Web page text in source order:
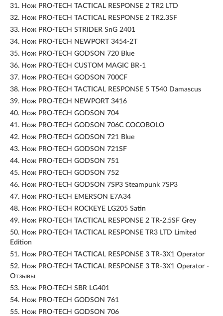
31. Нож PRO-TECH TACTICAL RESPONSE 2 TR2 LTD
32. Нож PRO-TECH TACTICAL RESPONSE 2 TR2.3SF
33. Нож PRO-TECH STRIDER SnG 2401
34. Нож PRO-TECH NEWPORT 3454-2T
35. Нож PRO-TECH GODSON 720 Blue
36. Нож PRO-TECH CUSTOM MAGIC BR-1
37. Нож PRO-TECH GODSON 700CF
38. Нож PRO-TECH TACTICAL RESPONSE 5 T540 Damascus
39. Нож PRO-TECH NEWPORT 3416
40. Нож PRO-TECH GODSON 704
41. Нож PRO-TECH GODSON 706C COCOBOLO
42. Нож PRO-TECH GODSON 721 Blue
43. Нож PRO-TECH GODSON 721SF
44. Нож PRO-TECH GODSON 751
45. Нож PRO-TECH GODSON 752
46. Нож PRO-TECH GODSON 7SP3 Steampunk 7SP3
47. Нож PRO-TECH EMERSON E7A34
48. Нож PRO-TECH ROCKEYE LG205 Satin
49. Нож PRO-TECH TACTICAL RESPONSE 2 TR-2.5SF Grey
50. Нож PRO-TECH TACTICAL RESPONSE TR3 LTD Limited
Edition
51. Нож PRO-TECH TACTICAL RESPONSE 3 TR-3X1 Operator
52. Нож PRO-TECH TACTICAL RESPONSE 3 TR-3X1 Operator -
Отзывы
53. Нож PRO-TECH SBR LG401
54. Нож PRO-TECH GODSON 761
55. Нож PRO-TECH GODSON 706